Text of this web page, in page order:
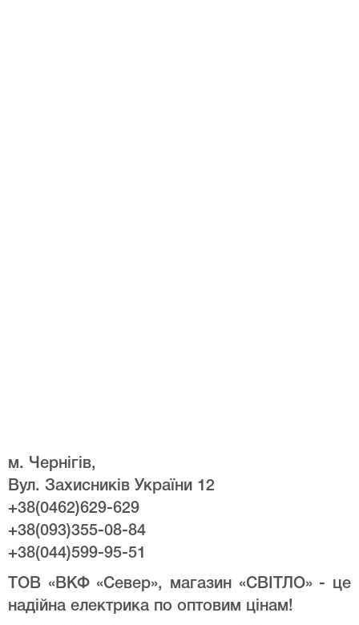
м. Чернігів,
Вул. Захисників України 12
+38(0462)629-629
+38(093)355-08-84
+38(044)599-95-51
ТОВ «ВКФ «Север», магазин «СВІТЛО» - це
надійна електрика по оптовим цінам!